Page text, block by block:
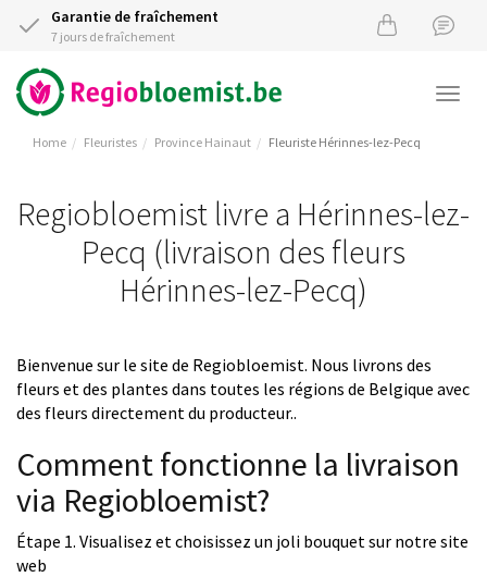
Garantie de fraîchement
7 jours de fraîchement
Home Fleuristes Province Hainaut Fleuriste Hérinnes-lez-Pecq
Regiobloemist livre a Hérinnes-lez-
Pecq (livraison des fleurs
Hérinnes-lez-Pecq)
Bienvenue sur le site de Regiobloemist. Nous livrons des
fleurs et des plantes dans toutes les régions de Belgique avec
des fleurs directement du producteur..
Comment fonctionne la livraison
via Regiobloemist?
Étape 1. Visualisez et choisissez un joli bouquet sur notre site
web